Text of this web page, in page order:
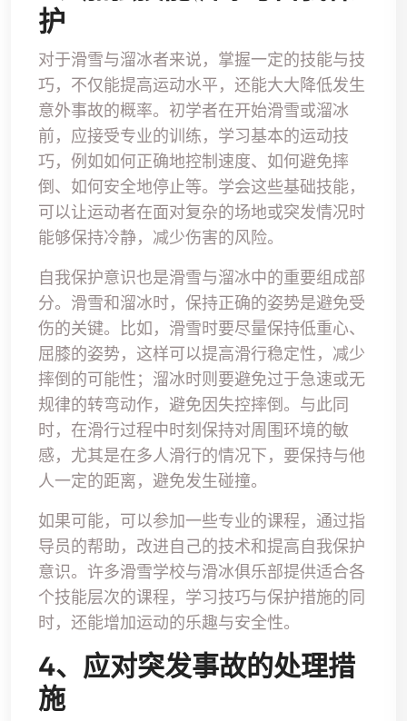
护
对于滑雪与溜冰者来说，掌握一定的技能与技
巧，不仅能提高运动水平，还能大大降低发生
意外事故的概率。初学者在开始滑雪或溜冰
前，应接受专业的训练，学习基本的运动技
巧，例如如何正确地控制速度、如何避免摔
倒、如何安全地停止等。学会这些基础技能，
可以让运动者在面对复杂的场地或突发情况时
能够保持冷静，减少伤害的风险。
自我保护意识也是滑雪与溜冰中的重要组成部
分。滑雪和溜冰时，保持正确的姿势是避免受
伤的关键。比如，滑雪时要尽量保持低重心、
屈膝的姿势，这样可以提高滑行稳定性，减少
摔倒的可能性；溜冰时则要避免过于急速或无
规律的转弯动作，避免因失控摔倒。与此同
时，在滑行过程中时刻保持对周围环境的敏
感，尤其是在多人滑行的情况下，要保持与他
人一定的距离，避免发生碰撞。
如果可能，可以参加一些专业的课程，通过指
导员的帮助，改进自己的技术和提高自我保护
意识。许多滑雪学校与滑冰俱乐部提供适合各
个技能层次的课程，学习技巧与保护措施的同
时，还能增加运动的乐趣与安全性。
4、应对突发事故的处理措
施